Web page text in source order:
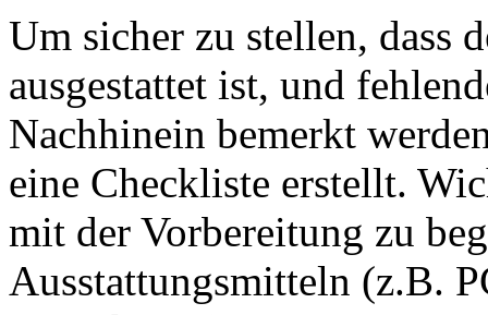
Um sicher zu stellen, dass
ausgestattet ist, und
Nachhinein bemerkt
eine Checkliste erstellt.
mit der Vorbereitung zu
Ausstattungsmitteln (z.B.